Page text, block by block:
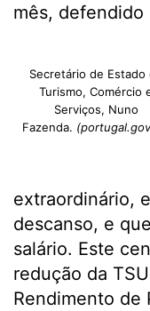
mês, defendido
Secretário de Estado
Turismo, Comércio
Serviços, Nuno
Fazenda.
extraordinário,
descanso, e
salário. Este
redução da
Rendimento de